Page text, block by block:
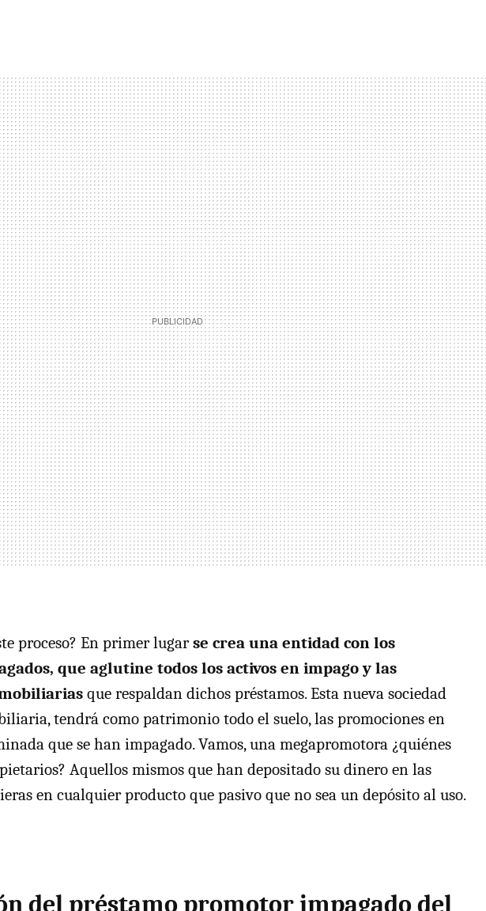
proceso? En primer lugarse crea una entidad con los
que aglutine todos los activos en impago y las
que respaldan dichos préstamos. Esta nueva sociedad
tendrá como patrimonio todo el suelo, las promociones en
que se han impagado. Vamos, una megapromotora ¿quiénes
Aquellos mismos que han depositado su dinero en las
en cualquier producto que pasivo que no sea un depósito al uso.
del préstamo promotor impagado del